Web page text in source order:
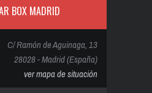
BOX MADRID
C/ Ramón de Aguinaga, 13
28028 - Madrid (España)
ver mapa de situación